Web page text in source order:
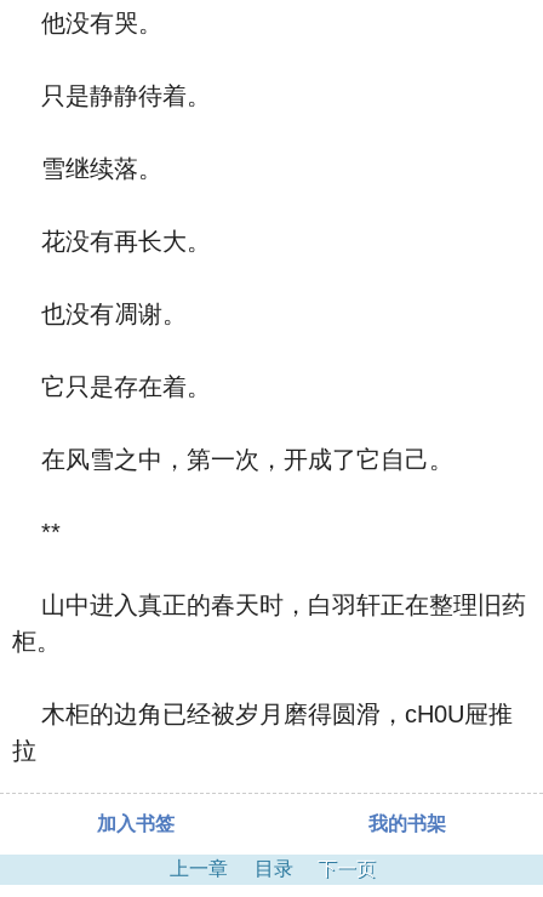
他没有哭。
只是静静待着。
雪继续落。
花没有再长大。
也没有凋谢。
它只是存在着。
在风雪之中，第一次，开成了它自己。
**
山中进入真正的春天时，白羽轩正在整理旧药
柜。
木柜的边角已经被岁月磨得圆滑，cH0U屉推
拉
加入书签 我的书架
上一章 目录 下一页